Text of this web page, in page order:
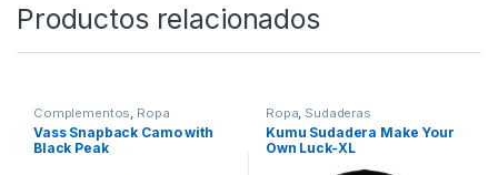
Productos relacionados
Complementos Ropa
Vass Snapback Camo with
Black Peak
Ropa Sudaderas
Kumu Sudadera Make Your
Own Luck-XL